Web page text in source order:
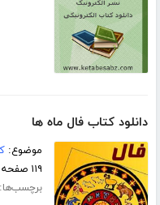
دانلود کتاب فال ماه ها
موضوع:
۱۱۹ صفحه
برچسب‌ها: